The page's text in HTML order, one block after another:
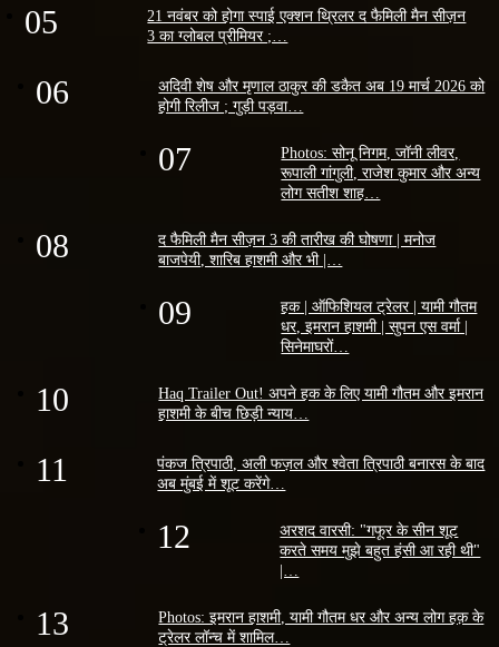
05
21 नवंबर को होगा स्पाई एक्शन थ्रिलर द फैमिली मैन सीज़न
3 का ग्लोबल प्रीमियर ;…
06
अदिवी शेष और मृणाल ठाकुर की डकैत अब 19 मार्च 2026 को
होगी रिलीज ; गुड़ी पड़वा…
07
Photos: सोनू निगम, जॉनी लीवर,
रूपाली गांगुली, राजेश कुमार और अन्य
लोग सतीश शाह…
08
द फैमिली मैन सीज़न 3 की तारीख की घोषणा | मनोज
बाजपेयी, शारिब हाशमी और भी |…
09
हक | ऑफिशियल ट्रेलर | यामी गौतम
धर, इमरान हाशमी | सुपन एस वर्मा |
सिनेमाघरों…
10
Haq Trailer Out! अपने हक के लिए यामी गौतम और इमरान
हाशमी के बीच छिड़ी न्याय…
11
पंकज त्रिपाठी, अली फज़ल और श्वेता त्रिपाठी बनारस के बाद
अब मुंबई में शूट करेंगे…
12
अरशद वारसी: "गफूर के सीन शूट
करते समय मुझे बहुत हंसी आ रही थी"
|…
13
Photos: इमरान हाशमी, यामी गौतम धर और अन्य लोग हक़ के
ट्रेलर लॉन्च में शामिल…